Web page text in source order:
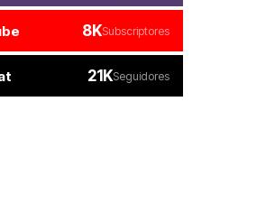
8KSubscriptores
21KSeguidores